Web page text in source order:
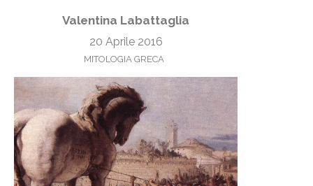
Valentina Labattaglia
20 Aprile 2016
MITOLOGIA GRECA